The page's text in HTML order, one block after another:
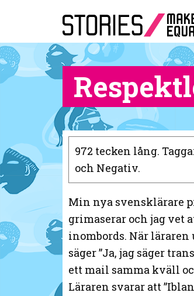
972 tecken lång.
och Negativ.
Min nya svensklärare
grimaserar och jag vet
inombords. När
säger ”Ja, jag säger
ett mail samma kväll
Läraren svarar att